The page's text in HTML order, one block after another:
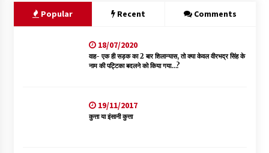
Popular Recent Comments
18/07/2020
वाह- एक ही सड़क का 2 बार शिलान्यास, तो क्या केवल वीरभद्र सिंह के
नाम की पट्टिका बदलने को किया गया…?
19/11/2017
कुत्ता या इंसानी कुत्ता